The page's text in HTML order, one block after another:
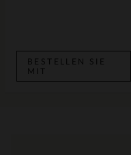
BESTELLEN SIE
MIT